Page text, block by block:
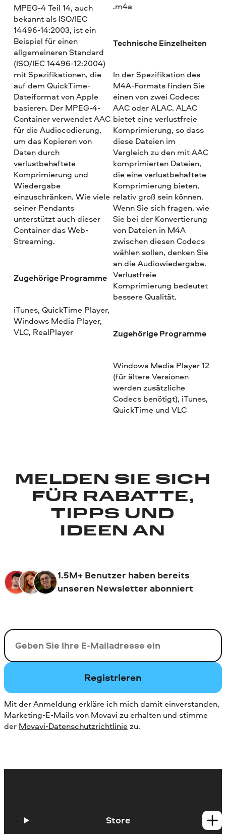
MPEG-4 Teil 14, auch
bekannt als ISO/IEC
14496-14:2003, ist ein
Beispiel für einen
allgemeineren Standard
(ISO/IEC 14496-12:2004)
mit Spezifikationen, die
auf dem QuickTime-
Dateiformat von Apple
basieren. Der MPEG-4-
Container verwendet AAC
für die Audiocodierung,
um das Kopieren von
Daten durch
verlustbehaftete
Komprimierung und
Wiedergabe
einzuschränken. Wie viele
seiner Pendants
unterstützt auch dieser
Container das Web-
Streaming.
Zugehörige Programme
iTunes, QuickTime Player,
Windows Media Player,
VLC, RealPlayer
.m4a
Technische Einzelheiten
In der Spezifikation des
M4A-Formats finden Sie
einen von zwei Codecs:
AAC oder ALAC. ALAC
bietet eine verlustfreie
Komprimierung, so dass
diese Dateien im
Vergleich zu den mit AAC
komprimierten Dateien,
die eine verlustbehaftete
Komprimierung bieten,
relativ groß sein können.
Wenn Sie sich fragen, wie
Sie bei der Konvertierung
von Dateien in M4A
zwischen diesen Codecs
wählen sollen, denken Sie
an die Audiowiedergabe.
Verlustfreie
Komprimierung bedeutet
bessere Qualität.
Zugehörige Programme
Windows Media Player 12
(für ältere Versionen
werden zusätzliche
Codecs benötigt), iTunes,
QuickTime und VLC
MELDEN SIE SICH
FÜR RABATTE,
TIPPS UND
IDEEN AN
1.5M+ Benutzer haben bereits
unseren Newsletter abonniert
Ihre E-Mail-Addresse
Registrieren
Mit der Anmeldung erkläre ich mich damit einverstanden,
Marketing-E-Mails von Movavi zu erhalten und stimme
der Movavi-Datenschutzrichtliniezu.
Store